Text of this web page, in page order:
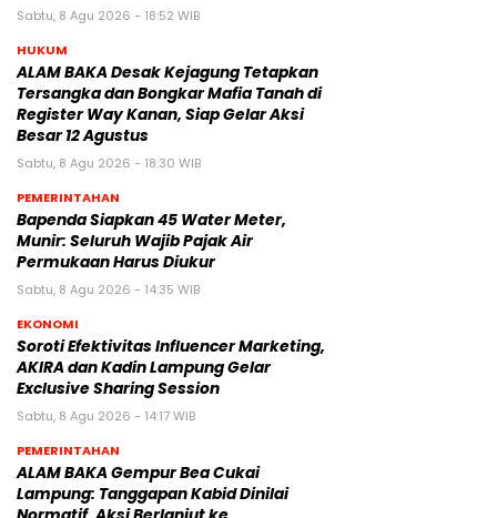
Sabtu, 8 Agu 2026 - 18:52 WIB
HUKUM
ALAM BAKA Desak Kejagung Tetapkan
Tersangka dan Bongkar Mafia Tanah di
Register Way Kanan, Siap Gelar Aksi
Besar 12 Agustus
Sabtu, 8 Agu 2026 - 18:30 WIB
PEMERINTAHAN
‎Bapenda Siapkan 45 Water Meter,
Munir: Seluruh Wajib Pajak Air
Permukaan Harus Diukur
Sabtu, 8 Agu 2026 - 14:35 WIB
EKONOMI
Soroti Efektivitas Influencer Marketing,
AKIRA dan Kadin Lampung Gelar
Exclusive Sharing Session
Sabtu, 8 Agu 2026 - 14:17 WIB
PEMERINTAHAN
ALAM BAKA Gempur Bea Cukai
Lampung: Tanggapan Kabid Dinilai